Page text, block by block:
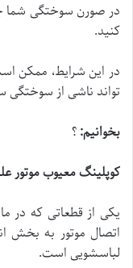
در صورن سوختگی شما
کنید.
در این شرایط، ممکن
تواند ناشی از سوختگی
بخوانیم:؟
کوپلینگ معیوب
یکی از قطعاتی که در
اتصال موتور به بخش
لباسشویی است.